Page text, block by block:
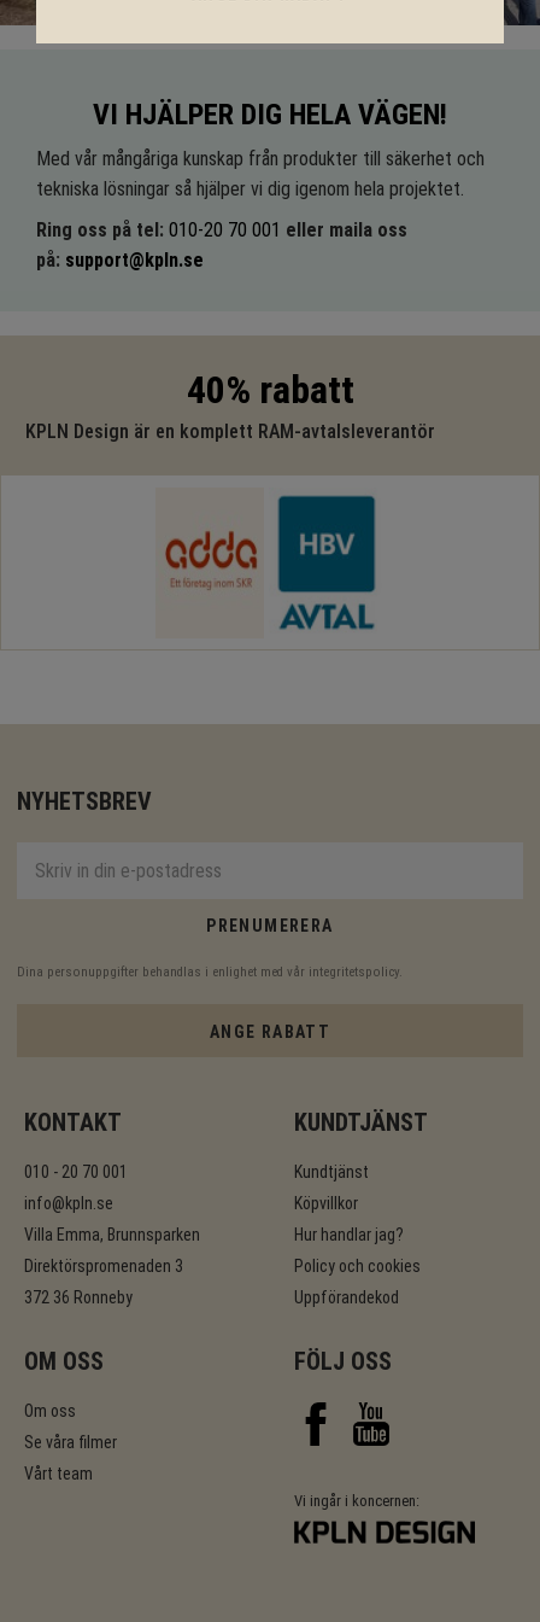
VI HJÄLPER DIG HELA VÄGEN!
Med vår mångåriga kunskap från produkter till säkerhet och
tekniska lösningar så hjälper vi dig igenom hela projektet.
Ring oss på tel: 010-20 70 001 eller maila oss
på: support@kpln.se
40% rabatt
KPLN Design är en komplett RAM-avtalsleverantör
NYHETSBREV
PRENUMERERA
Dina personuppgifter behandlas i enlighet med vår integritetspolicy
ANGE RABATT
KONTAKT
010 - 20 70 001
info@kpln.se
Villa Emma, Brunnsparken
Direktörspromenaden 3
372 36 Ronneby
KUNDTJÄNST
Kundtjänst
Köpvillkor
Hur handlar jag?
Policy och cookies
Uppförandekod
OM OSS
Om oss
Se våra filmer
Vårt team
FÖLJ OSS
Vi ingår i koncernen: